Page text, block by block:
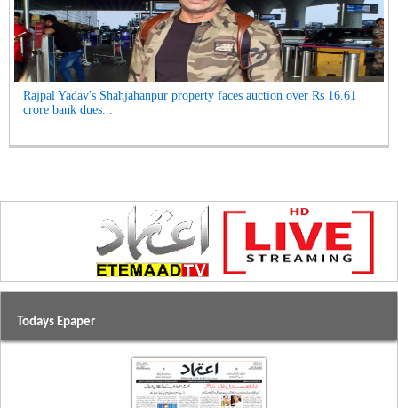
Rajpal Yadav's Shahjahanpur property faces auction over Rs 16.61
crore bank dues...
Todays Epaper